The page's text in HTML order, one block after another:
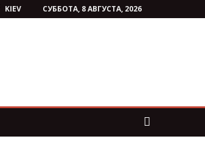
KIEV СУББОТА, 8 АВГУСТА, 2026